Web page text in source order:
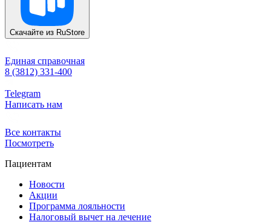
Скачайте из RuStore
Единая справочная
8 (3812) 331-400
Telegram
Написать нам
Все контакты
Посмотреть
Пациентам
Новости
Акции
Программа лояльности
Налоговый вычет на лечение